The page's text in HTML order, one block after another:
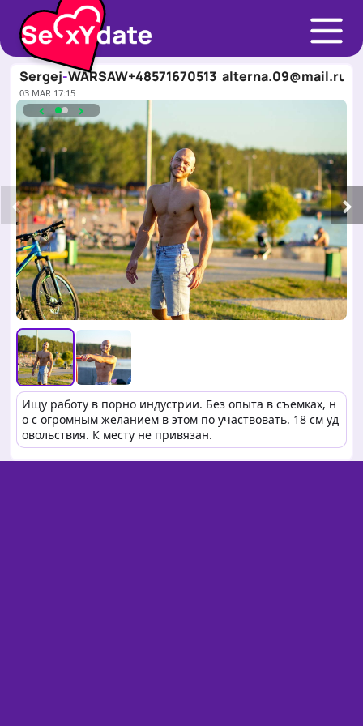
Sergej-WARSAW+48571670513 alterna.09@mail.ru
03 MAR 17:15
‹ ›
Ищу работу в порно индустрии. Без опыта в съемках, н
о с огромным желанием в этом по участвовать. 18 см уд
овольствия. К месту не привязан.